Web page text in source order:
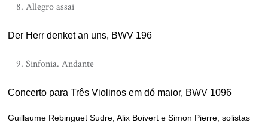
Allegro assai
Der Herr denket an uns, BWV 196
Sinfonia. Andante
Concerto para Três Violinos em dó maior, BWV 1096
Guillaume Rebinguet Sudre, Alix Boivert e Simon Pierre, solistas